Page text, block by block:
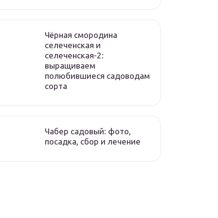
Чёрная смородина
селеченская и
селеченская-2:
выращиваем
полюбившиеся садоводам
сорта
Чабер садовый: фото,
посадка, сбор и лечение